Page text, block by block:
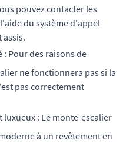
pouvez contacter les
du système d'appel
Pour des raisons de
ne fonctionnera pas si la
pas correctement
luxueux : Le monte-escalier
à un revêtement en